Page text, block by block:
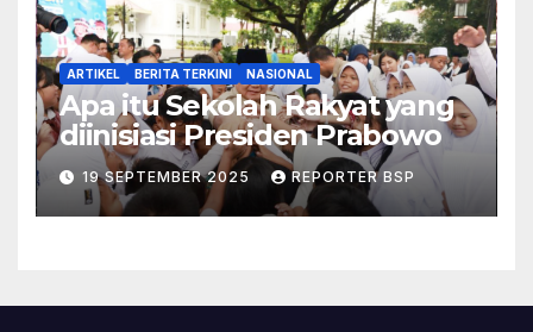
ARTIKEL BERITA TERKINI NASIONAL
Apa itu Sekolah Rakyat yang
diinisiasi Presiden Prabowo
19 SEPTEMBER 2025 REPORTER BSP